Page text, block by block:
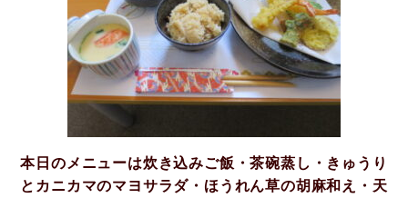
本日のメニューは炊き込みご飯・茶碗蒸し・きゅうり
とカニカマのマヨサラダ・ほうれん草の胡麻和え・天